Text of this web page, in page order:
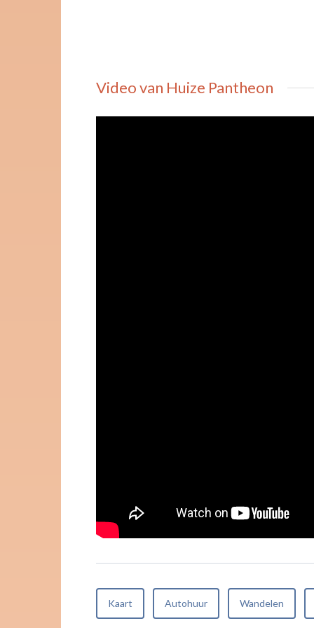
Video van Huize Pantheon
Kaart Autohuur Wandelen